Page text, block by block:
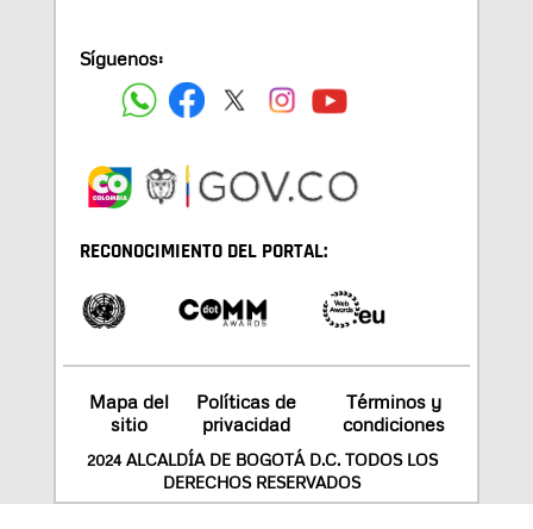
Síguenos:
RECONOCIMIENTO DEL PORTAL:
Mapa del
sitio
Políticas de
privacidad
Términos y
condiciones
2024 ALCALDÍA DE BOGOTÁ D.C. TODOS LOS
DERECHOS RESERVADOS